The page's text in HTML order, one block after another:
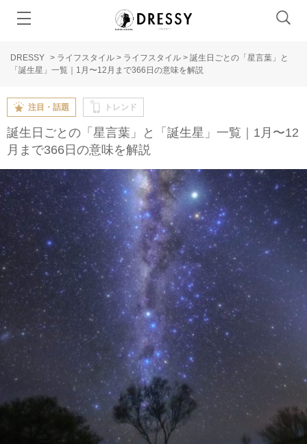
DRESSY > ライフスタイル > ライフスタイル > 誕生日ごとの「星言葉」と
「誕生星」一覧｜1月〜12月まで366日の意味を解説
注目・話題 トレンド
誕生日ごとの「星言葉」と「誕生星」一覧｜1月〜12
月まで366日の意味を解説